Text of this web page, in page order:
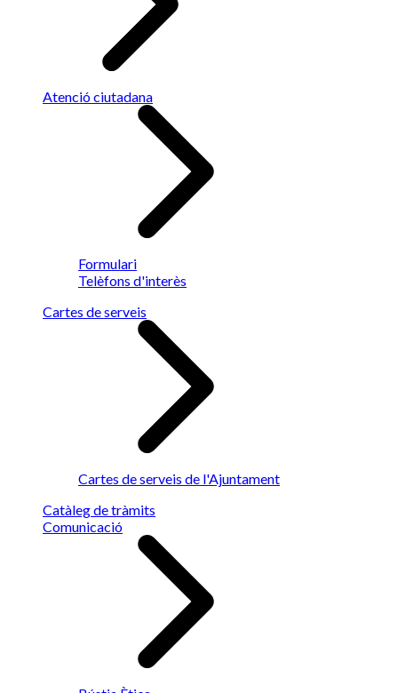
Atenció ciutadana
Formulari
Telèfons d'interès
Cartes de serveis
Cartes de serveis de l'Ajuntament
Catàleg de tràmits
Comunicació